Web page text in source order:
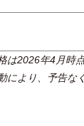
は2026年4月時
により、予告な